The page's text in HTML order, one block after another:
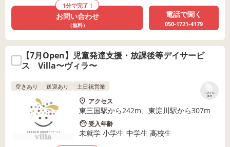
1分で完了！
お問い合わせ
（無料）
電話で聞く
050-1721-4179
【7月Open】児童発達支援・放課後等デイサービ
ス Villa〜ヴィラ〜
リストに
保存
空きあり 送迎あり 土日祝営業
アクセス
東三国駅から242m、東淀川駅から307m
受入年齢
未就学 小学生 中学生 高校生